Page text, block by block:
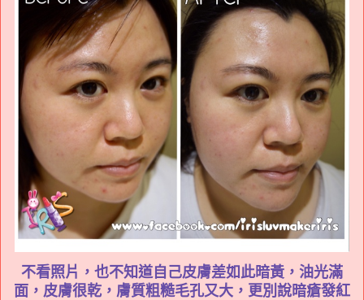
不看照片，也不知道自己皮膚差如此暗黃，油光滿
面，皮膚很乾，膚質粗糙毛孔又大，更別說暗瘡發紅